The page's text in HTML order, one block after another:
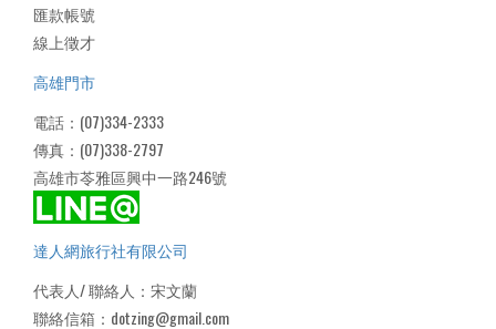
匯款帳號
線上徵才
高雄門市
電話：(07)334-2333
傳真：(07)338-2797
高雄市苓雅區興中一路246號
達人網旅行社有限公司
代表人/ 聯絡人：宋文蘭
聯絡信箱：dotzing@gmail.com